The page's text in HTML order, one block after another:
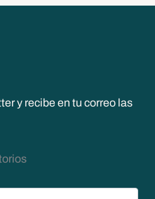
y recibe en tu correo las